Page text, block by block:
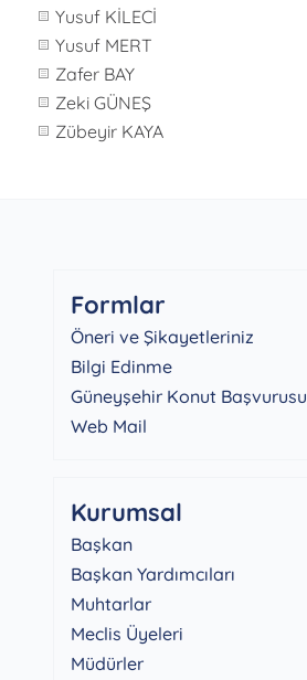
Yusuf KİLECİ
Yusuf MERT
Zafer BAY
Zeki GÜNEŞ
Zübeyir KAYA
Formlar
Öneri ve Şikayetleriniz
Bilgi Edinme
Güneyşehir Konut Başvurusu
Web Mail
Kurumsal
Başkan
Başkan Yardımcıları
Muhtarlar
Meclis Üyeleri
Müdürler